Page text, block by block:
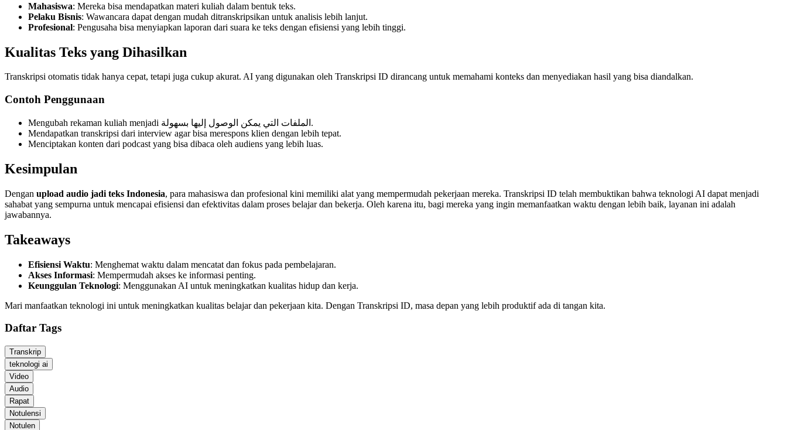
Mahasiswa: Mereka bisa mendapatkan materi kuliah dalam bentuk teks.
Pelaku Bisnis: Wawancara dapat dengan mudah ditranskripsikan untuk analisis lebih lanjut.
Profesional: Pengusaha bisa menyiapkan laporan dari suara ke teks dengan efisiensi yang lebih tinggi.
Kualitas Teks yang Dihasilkan
Transkripsi otomatis tidak hanya cepat, tetapi juga cukup akurat. AI yang digunakan oleh Transkripsi ID dirancang untuk memahami konteks dan menyediakan hasil yang bisa diandalkan.
Contoh Penggunaan
Mengubah rekaman kuliah menjadi الملفات التي يمكن الوصول إليها بسهولة.
Mendapatkan transkripsi dari interview agar bisa merespons klien dengan lebih tepat.
Menciptakan konten dari podcast yang bisa dibaca oleh audiens yang lebih luas.
Kesimpulan
Dengan upload audio jadi teks Indonesia, para mahasiswa dan profesional kini memiliki alat yang mempermudah pekerjaan mereka. Transkripsi ID telah membuktikan bahwa teknologi AI dapat menjadi
sahabat yang sempurna untuk mencapai efisiensi dan efektivitas dalam proses belajar dan bekerja. Oleh karena itu, bagi mereka yang ingin memanfaatkan waktu dengan lebih baik, layanan ini adalah
jawabannya.
Takeaways
Efisiensi Waktu: Menghemat waktu dalam mencatat dan fokus pada pembelajaran.
Akses Informasi: Mempermudah akses ke informasi penting.
Keunggulan Teknologi: Menggunakan AI untuk meningkatkan kualitas hidup dan kerja.
Mari manfaatkan teknologi ini untuk meningkatkan kualitas belajar dan pekerjaan kita. Dengan Transkripsi ID, masa depan yang lebih produktif ada di tangan kita.
Daftar Tags
Transkrip
teknologi ai
Video
Audio
Rapat
Notulensi
Notulen